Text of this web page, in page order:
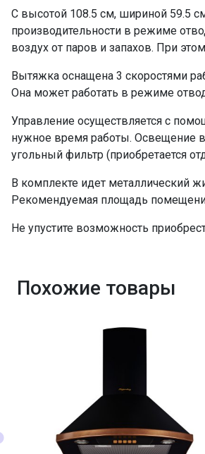
Мощность освещения, Вт
Освещение
Переходник
Угольный фильтр
Фильтр
ПРОМО Скидка
С высотой 108.5 см, шириной 59.5
производительности в режиме
воздух от паров и запахов. При
Вытяжка оснащена 3 скоростями
Она может работать в режиме
Управление осуществляется с
нужное время работы. Освещение
угольный фильтр (приобретается
В комплекте идет металлический
Рекомендуемая площадь
Не упустите возможность
Похожие товары